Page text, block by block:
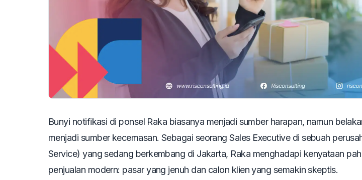
Bunyi notifikasi di ponsel Raka biasanya menjadi sumber harapan, namun
menjadi sumber kecemasan. Sebagai seorangSales Executivedi sebuah
Service) yang sedang berkembang di Jakarta, Raka menghadapi kenyataan
penjualan modern: pasar yang jenuh dan calon klien yang semakin skeptis.